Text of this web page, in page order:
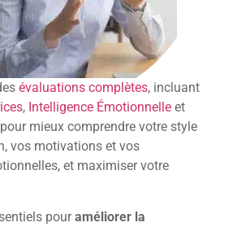
évaluations complètes, incluant
, Intelligence Émotionnelle et
mieux comprendre votre style
vos motivations et vos
et maximiser votre
pouraméliorer la